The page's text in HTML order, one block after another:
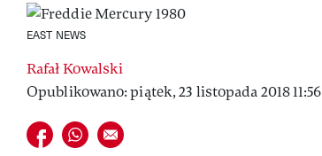
EAST NEWS
Rafał Kowalski
Opublikowano: piątek, 23 listopada 2018 11:56
Udostępnij na facebook
Udostępnij na whatsapp
E-mail do przyjaciela